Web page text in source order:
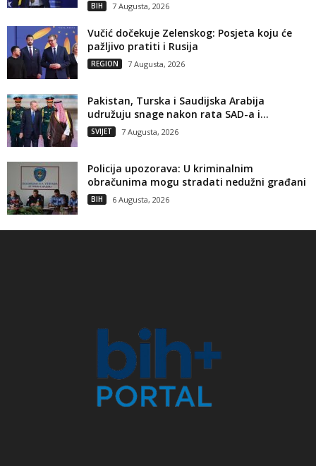
BIH 7 Augusta, 2026
Vučić dočekuje Zelenskog: Posjeta koju će
pažljivo pratiti i Rusija
REGION 7 Augusta, 2026
Pakistan, Turska i Saudijska Arabija
udružuju snage nakon rata SAD-a i...
SVIJET 7 Augusta, 2026
Policija upozorava: U kriminalnim
obračunima mogu stradati nedužni građani
BIH 6 Augusta, 2026